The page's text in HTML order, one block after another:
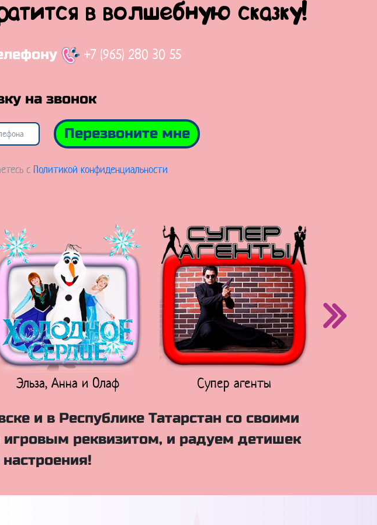
в волшебную сказку!
+7 (965) 280 30 55
на звонок
Перезвоните мне
с Политикой конфиденциальности
Эльза, Анна и Олаф Супер агенты
и в Республике Татарстан со своими
реквизитом, и радуем детишек